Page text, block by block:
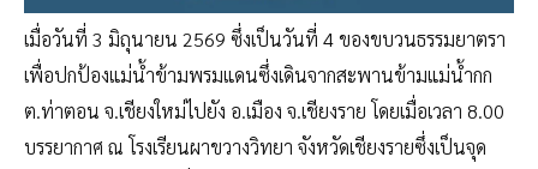
เมื่อวันที่ 3 มิถุนายน 2569 ซึ่งเป็นวันที่ 4 ของขบวนธรรมยาตรา
เพื่อปกป้องแม่น้ำข้ามพรมแดนซึ่งเดินจากสะพานข้ามแม่น้ำกก
ต.ท่าตอน จ.เชียงใหม่ไปยัง อ.เมือง จ.เชียงราย โดยเมื่อเวลา 8.00
บรรยากาศ ณ โรงเรียนผาขวางวิทยา จังหวัดเชียงรายซึ่งเป็นจุด